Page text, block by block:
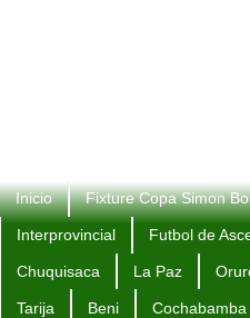
Inicio Fixture Copa Simon
Interprovincial Futbol de
Chuquisaca La Paz
Tarija Beni Cochabamba